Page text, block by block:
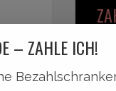
– ZAHLE ICH!